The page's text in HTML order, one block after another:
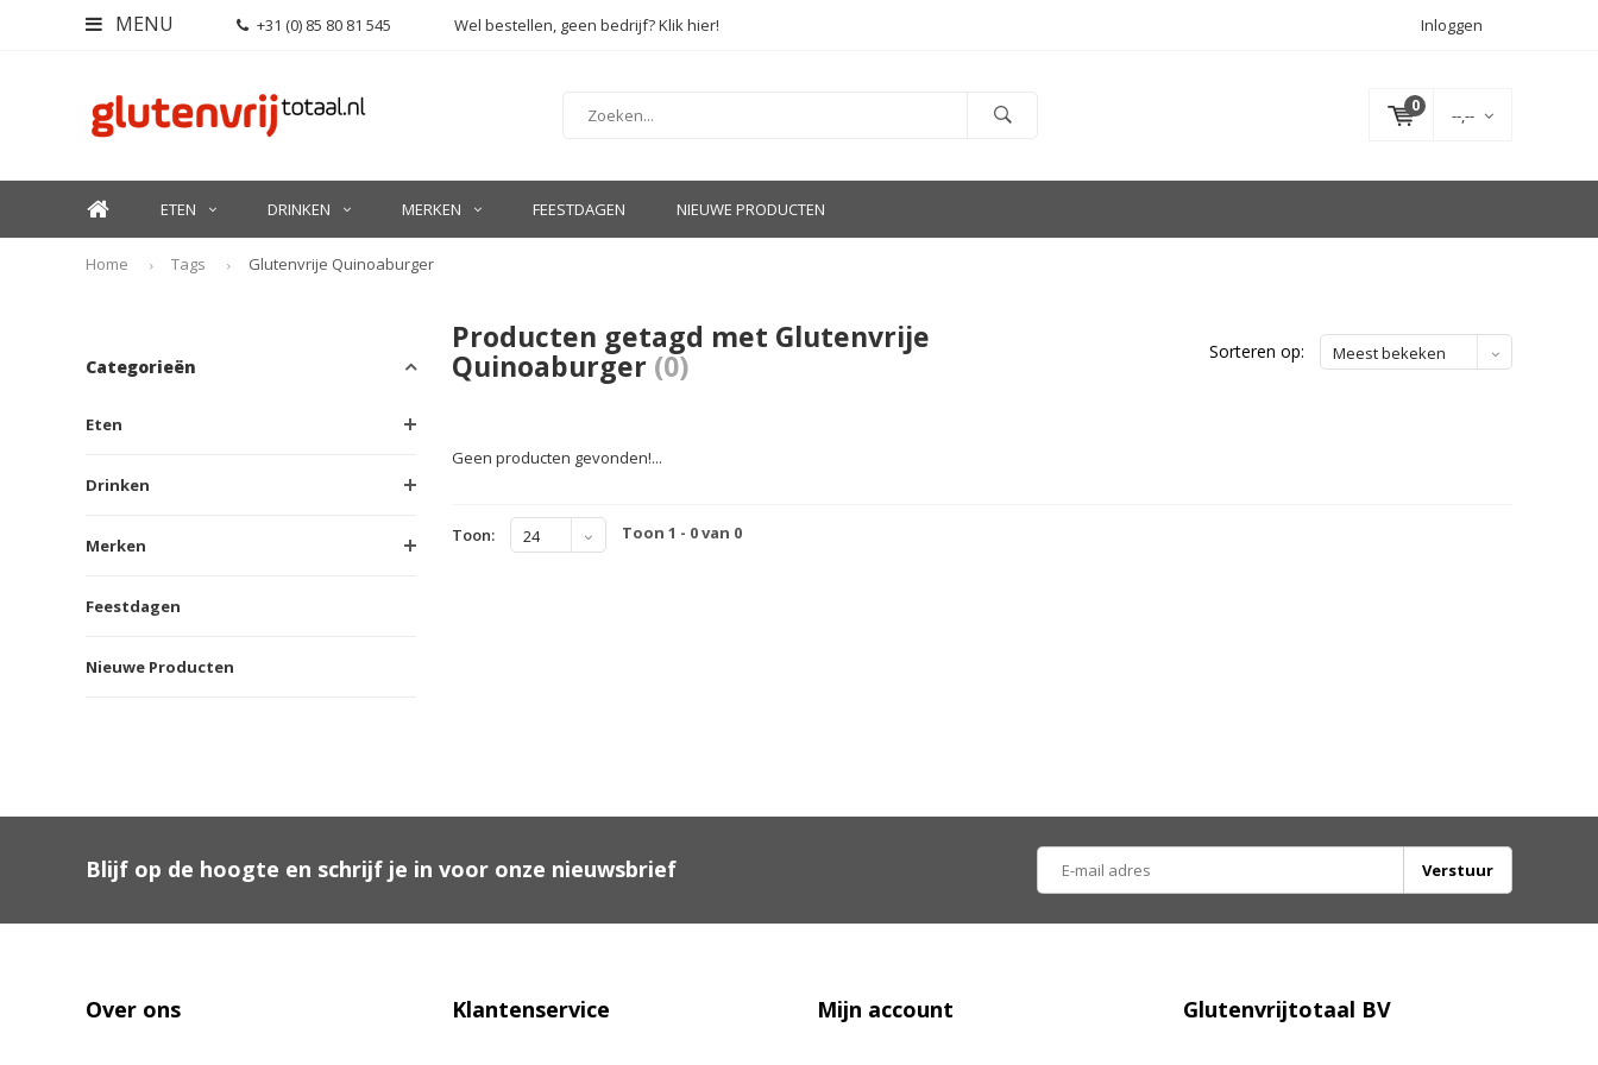
MENU +31 (0) 85 80 81 545 Wel bestellen, geen bedrijf? Klik hier! Inloggen
0 --,--
ETEN DRINKEN MERKEN FEESTDAGEN NIEUWE PRODUCTEN
Home Tags Glutenvrije Quinoaburger
Categorieën
Eten
Drinken
Merken
Feestdagen
Nieuwe Producten
Producten getagd met Glutenvrije
Quinoaburger (0) Sorteren op: Meest bekeken
Geen producten gevonden!...
Toon: 24 Toon 1 - 0 van 0
Blijf op de hoogte en schrijf je in voor onze nieuwsbrief Verstuur
Over ons Klantenservice Mijn account Glutenvrijtotaal BV